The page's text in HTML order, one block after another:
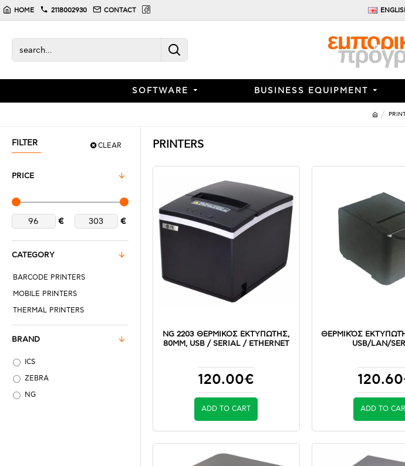
HOME 2118002930 CONTACT
SOFTWARE BUSINESS EQUIPMENT
FILTER CLEAR
PRICE
€ €
CATEGORY
BARCODE PRINTERS
MOBILE PRINTERS
THERMAL PRINTERS
BRAND
ICS
ZEBRA
NG
PRINTERS
NG 2203 ΘΕΡΜΙΚΟΣ ΕΚΤΥΠΩΤΗΣ,
80MM, USB / SERIAL / ETHERNET
120.00€
ADD TO CART
ΘΕΡΜΙΚΌΣ
USB/LAN/
ADD TO